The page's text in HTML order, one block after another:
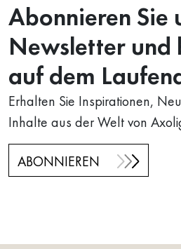
Abonnieren Sie
Newsletter und
auf dem
Erhalten Sie Inspirationen,
Inhalte aus der Welt von
ABONNIEREN